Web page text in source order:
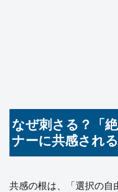
なぜ刺さる？「
ナーに共感され
共感の根は、「選択の自